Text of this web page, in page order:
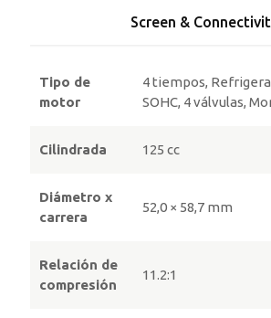
Screen &
Tipo de
motor
4 tiempos,
SOHC, 4 válvulas,
Cilindrada 125 cc
Diámetro x
carrera
52,0 × 58,7 mm
Relación de
compresión
11.2:1